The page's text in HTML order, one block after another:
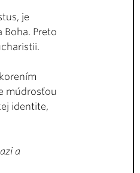
je
Boha. Preto
múdrosťou
identite,
a